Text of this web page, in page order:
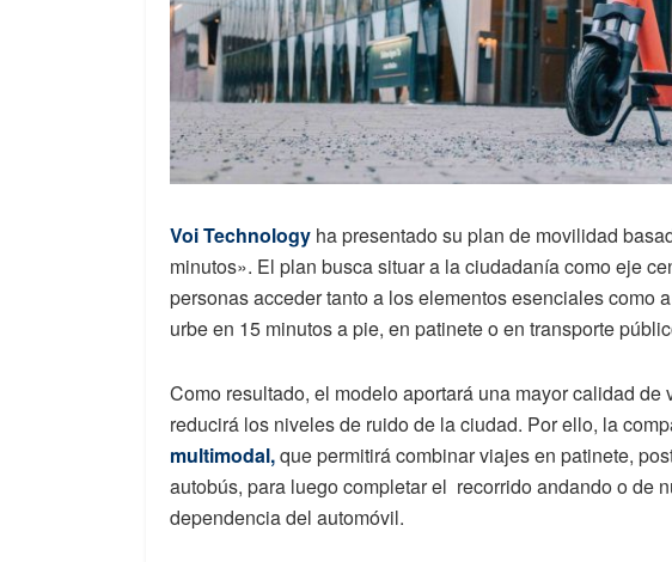
Voi Technology ha presentado su plan de movilidad
minutos». El plan busca situar a la ciudadanía como eje
personas acceder tanto a los elementos esenciales como
urbe en 15 minutos a pie, en patinete o en transporte
Como resultado, el modelo aportará una mayor calidad
reducirá los niveles de ruido de la ciudad. Por ello, la
multimodal,que permitirá combinar viajes en patinete,
autobús, para luego completar el recorrido andando o de
dependencia del automóvil.